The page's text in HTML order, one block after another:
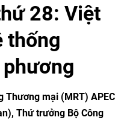
28: Việt
thống
Thương mại (MRT) APEC
Thứ trưởng Bộ Công